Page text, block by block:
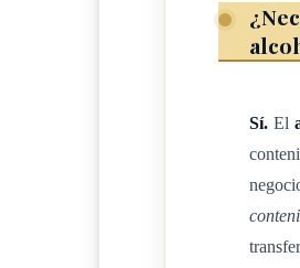
Patentado:
1993, y susSí. El